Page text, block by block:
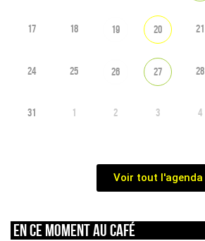
17 18 19 20 21
24 25 26 27 28
31 1 2 3 4
Voir tout l'agenda
En ce moment au café